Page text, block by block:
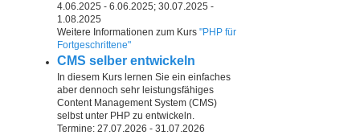
4.06.2025 - 6.06.2025; 30.07.2025 -
1.08.2025
Weitere Informationen zum Kurs "PHP für
Fortgeschrittene"
CMS selber entwickeln
In diesem Kurs lernen Sie ein einfaches
aber dennoch sehr leistungsfähiges
Content Management System (CMS)
selbst unter PHP zu entwickeln.
Termine: 27.07.2026 - 31.07.2026